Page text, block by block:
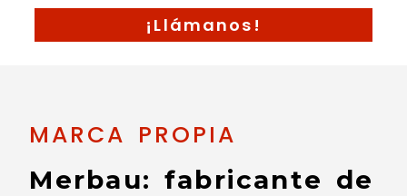
Fabricación y
¡Llámanos!
MARCA PROPIA
Merbau: fabricante de